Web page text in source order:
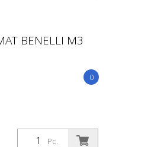
BENELLI M3
0
Pc.